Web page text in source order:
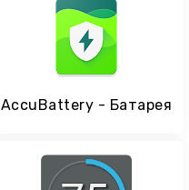
Accu​Battery - Батарея